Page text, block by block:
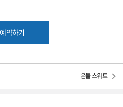
예약하기
온돌 스위트